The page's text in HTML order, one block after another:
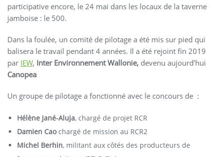
participative encore, le 24 mai dans les locaux de la taverne
jamboise : le 500.
Dans la foulée, un comité de pilotage a été mis sur pied qui
balisera le travail pendant 4 années. Il a été rejoint fin 2019
par IEW, Inter Environnement Wallonie, devenu aujourd’hui
Canopea
Un groupe de pilotage a fonctionné avec le concours de :
Hélène Jané-Aluja, chargé de projet RCR
Damien Caochargé de mission au RCR2
Michel Berhin, militant aux côtés des producteurs de